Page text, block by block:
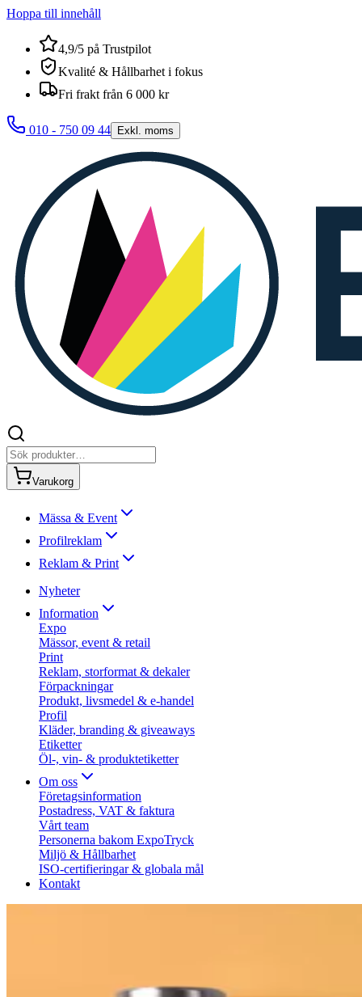
Hoppa till innehåll
4,9/5 på Trustpilot
Kvalité & Hållbarhet i fokus
Fri frakt från 6 000 kr
010 - 750 09 44 Exkl. moms
Varukorg
Mässa & Event
Profilreklam
Reklam & Print
Nyheter
Information
Expo
Mässor, event & retail
Print
Reklam, storformat & dekaler
Förpackningar
Produkt, livsmedel & e-handel
Profil
Kläder, branding & giveaways
Etiketter
Öl-, vin- & produktetiketter
Om oss
Företagsinformation
Postadress, VAT & faktura
Vårt team
Personerna bakom ExpoTryck
Miljö & Hållbarhet
ISO-certifieringar & globala mål
Kontakt